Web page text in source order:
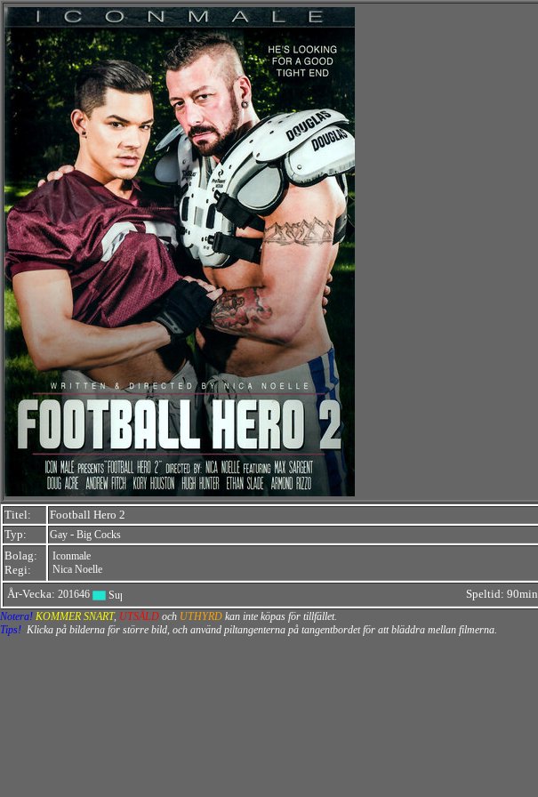
Titel:
Football Hero 2
Typ:
Gay - Big Cocks
Bolag:
Regi:
Iconmale
Nica Noelle
År-Vecka: 201646 Speltid: 90min
Notera! KOMMER SNART, UTSÅLD och UTHYRD kan inte köpas för tillfället.
Tips! Klicka på bilderna för större bild, och använd piltangenterna på tangentbordet för att bläddra mellan filmerna.